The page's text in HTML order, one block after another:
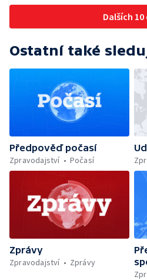
Dalších 10
Ostatní také
Předpověď počasí
Zpravodajství
Počasí
Zprávy
Zpravodajství
Zprávy